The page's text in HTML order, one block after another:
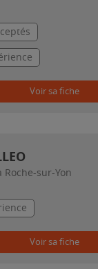
Voir sa fiche
Roche-sur-Yon
Voir sa fiche